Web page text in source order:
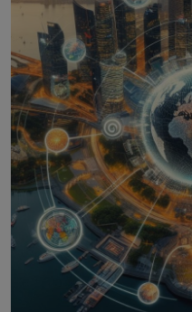
ŞİRKETLER
BELEDİYELER